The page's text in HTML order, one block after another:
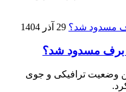
29 آذر 1404
برف مسدود شد؟
وضعیت ترافیکی و جوی